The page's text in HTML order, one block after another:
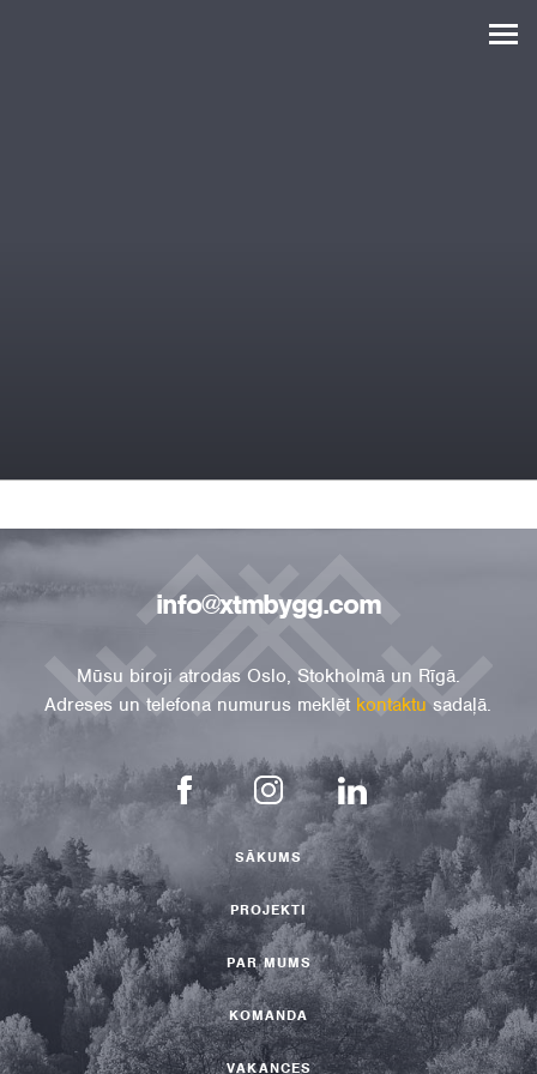
info@xtmbygg.com
Mūsu biroji atrodas Oslo, Stokholmā un Rīgā.
Adreses un telefona numurus meklēt kontaktu sadaļā.
SĀKUMS
PROJEKTI
PAR MUMS
KOMANDA
VAKANCES